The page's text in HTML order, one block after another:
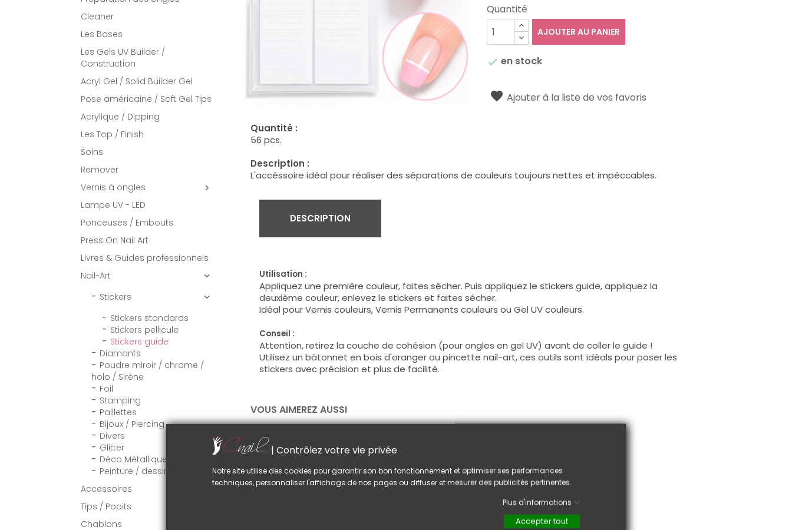
Cleaner
Les Bases
Les Gels UV Builder /
Construction
Acryl Gel / Solid Builder Gel
Pose américaine / Soft Gel Tips
Acrylique / Dipping
Les Top / Finish
Soins
Remover
Vernis à ongles

Lampe UV - LED
Ponceuses / Embouts
Press On Nail Art
Livres & Guides professionnels
Nail-Art

Stickers 
Stickers standards
Stickers pellicule
Stickers guide
Diamants
Poudre miroir / chrome /
holo / Sirène
Foil
Stamping
Paillettes
Bijoux / Piercing
Divers
Glitter
Déco Métallique
Peinture / dessin
Accessoires
Tips / Popits
Chablons
Quantité
AJOUTER AU PANIER
 en stock
Ajouter à la liste de vos favoris
Quantité :
56 pcs.
Description :
L'accéssoire idéal pour réaliser des séparations de couleurs toujours nettes et impéccables.
DESCRIPTION
Utilisation :
Appliquez une première couleur, faites sécher. Puis appliquez le stickers guide, appliquez la
deuxième couleur, enlevez le stickers et faites sécher.
Idéal pour Vernis couleurs, Vernis Permanents couleurs ou Gel UV couleurs.
Conseil :
Attention, retirez la couche de cohésion (pour ongles en gel UV) avant de coller le guide !
Utilisez un bâtonnet en bois d'oranger ou pincette nail-art, ces outils sont idéals pour poser les
stickers avec précision et plus de facilité.
VOUS AIMEREZ AUSSI
| Contrôlez votre vie privée
Notre site utilise des cookies pour garantir son bon fonctionnement et optimiser ses performances
techniques, personnaliser l'affichage de nos pages ou diffuser et mesurer des publicités pertinentes.
Plus d'informations
Accepter tout